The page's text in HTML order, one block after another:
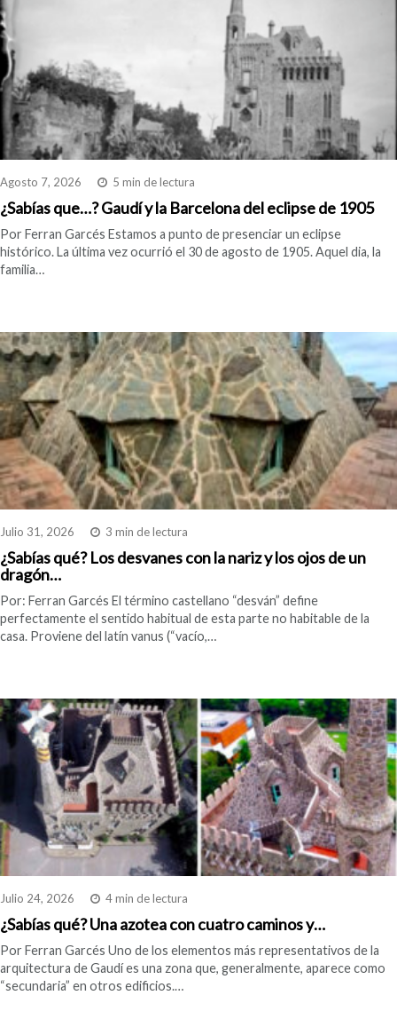
Agosto 7, 2026 5 min de lectura
¿Sabías que…? Gaudí y la Barcelona del eclipse de 1905
Por Ferran Garcés Estamos a punto de presenciar un eclipse
histórico. La última vez ocurrió el 30 de agosto de 1905. Aquel dia, la
familia…
Julio 31, 2026 3 min de lectura
¿Sabías qué? Los desvanes con la nariz y los ojos de un
dragón…
Por: Ferran Garcés El término castellano “desván” define
perfectamente el sentido habitual de esta parte no habitable de la
casa. Proviene del latín vanus (“vacío,…
Julio 24, 2026 4 min de lectura
¿Sabías qué? Una azotea con cuatro caminos y…
Por Ferran Garcés Uno de los elementos más representativos de la
arquitectura de Gaudí es una zona que, generalmente, aparece como
“secundaria” en otros edificios.…